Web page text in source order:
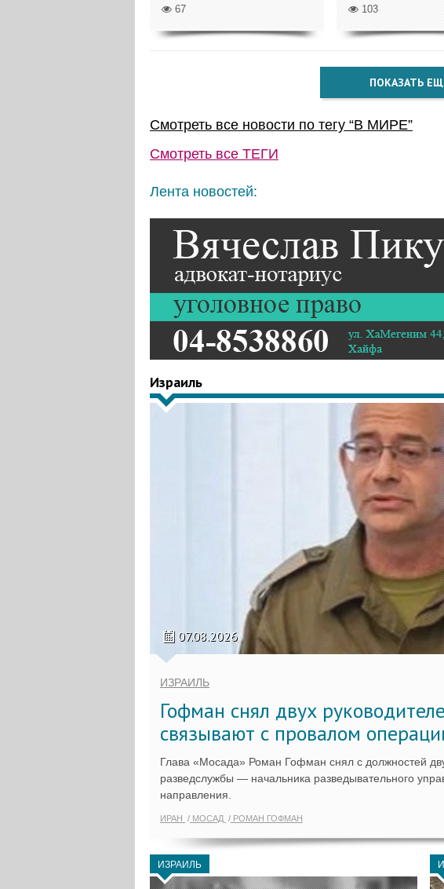
67 103
ПОКАЗАТЬ
Смотреть все новости по тегу “В МИРЕ”
Смотреть все ТЕГИ
Лента новостей:
Израиль
07.08.2026
ИЗРАИЛЬ
Гофман снял двух
связывают с провалом
Глава «Мосада» Роман Гофман снял с должностей
разведслужбы — начальника разведывательного
направления.
ИРАН МОСАД РОМАН ГОФМАН
ИЗРАИЛЬ